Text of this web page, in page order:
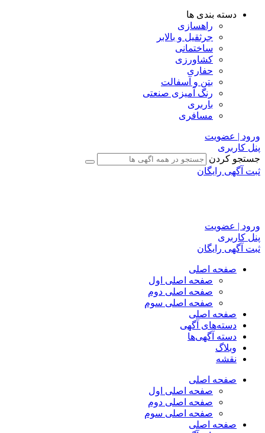
دسته بندی ها
راهسازی
جرثقیل و بالابر
ساختمانی
کشاورزی
حفاری
بتن و آسفالت
رنگ آمیزی صنعتی
باربری
مسافری
ورود | عضویت
پنل کاربری
جستجو کردن
ثبت آگهی رایگان
ورود | عضویت
پنل کاربری
ثبت آگهی رایگان
صفحه اصلی
صفحه اصلی اول
صفحه اصلی دوم
صفحه اصلی سوم
صفحه اصلی
دسته‌های آگهی
دسته آگهی‌ها
وبلاگ
نقشه
صفحه اصلی
صفحه اصلی اول
صفحه اصلی دوم
صفحه اصلی سوم
صفحه اصلی